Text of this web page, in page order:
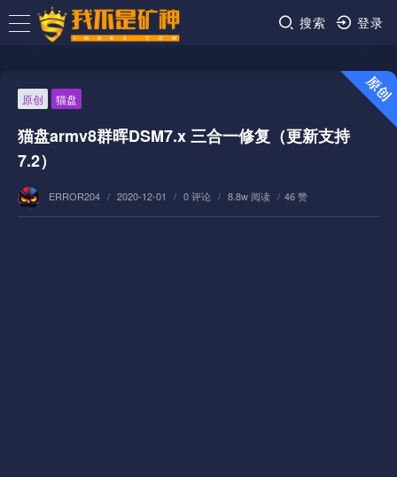
搜索 登录
原创 猫盘
猫盘armv8群晖DSM7.x 三合一修复（更新支持
7.2）
ERROR204 / 2020-12-01 / 0 评论 / 8.8w 阅读 / 46 赞